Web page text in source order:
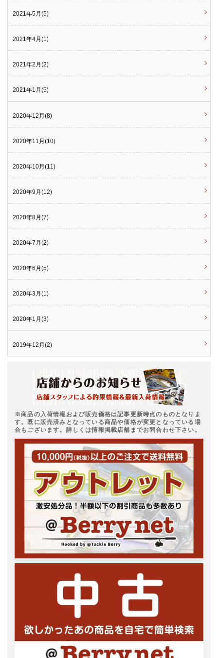
2021年5月(5)
2021年4月(1)
2021年2月(2)
2021年1月(5)
2020年12月(8)
2020年11月(10)
2020年10月(11)
2020年9月(12)
2020年8月(7)
2020年7月(2)
2020年6月(5)
2020年3月(1)
2020年1月(3)
2019年12月(2)
※商品の入荷情報および販売価格は記事更新時点のものとなりま
す。既に販売済みとなっている商品や価格が変更となっている場
合もございます。詳しくは情報掲載店舗までお問合わせ下さい。